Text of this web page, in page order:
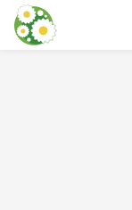
本文に飛ぶ